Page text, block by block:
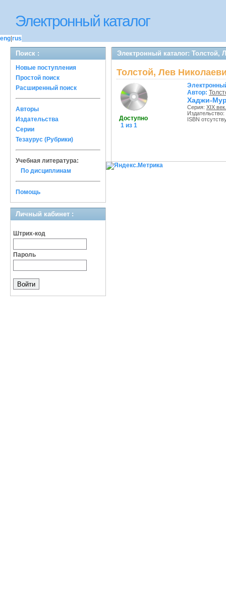
Электронный каталог
eng rus
Поиск :
Новые поступления
Простой поиск
Расширенный поиск
Авторы
Издательства
Серии
Тезаурус (Рубрики)
Учебная литература:
По дисциплинам
Помощь
Личный кабинет :
Штрих-код
Пароль
Электронный каталог: Толстой,
Толстой, Лев
Доступно
1 из 1
Автор:
Хаджи-
Серия: XIX
Издательство:
ISBN